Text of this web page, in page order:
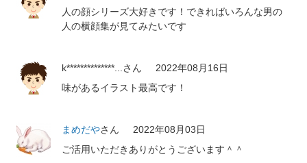
人の顔シリーズ大好きです！できればいろんな男の
人の横顔集が見てみたいです
k**************... さん
2022年08月16日
味があるイラスト最高です！
まめだやさん
2022年08月03日
ご活用いただきありがとうございます＾＾